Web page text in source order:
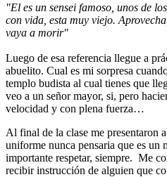
"El es un sensei famoso, unos de
con vida, esta muy viejo.
vaya a morir"
Luego de esa referencia llegue a
abuelito. Cual es mi sorpresa
templo budista al cual tienes que
veo a un señor mayor, si, pero
velocidad y con plena fuerza…
Al final de la clase me presentaron
uniforme nunca pensaria que es un
importante respetar, siempre. Me
recibir instrucción de alguien que